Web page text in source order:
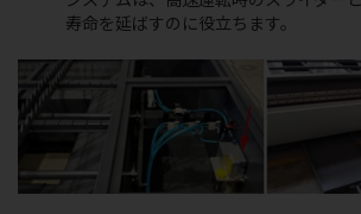
寿命を延ばすのに役立ちます。